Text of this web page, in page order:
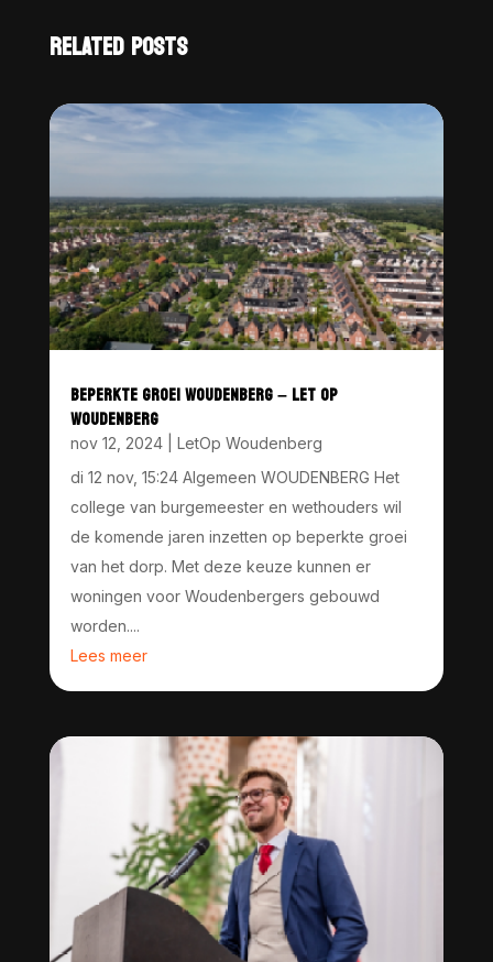
RELATED POSTS
BEPERKTE GROEI WOUDENBERG – LET OP
WOUDENBERG
nov 12, 2024| LetOp Woudenberg
di 12 nov, 15:24 Algemeen WOUDENBERG Het
college van burgemeester en wethouders wil
de komende jaren inzetten op beperkte groei
van het dorp. Met deze keuze kunnen er
woningen voor Woudenbergers gebouwd
worden....
Lees meer